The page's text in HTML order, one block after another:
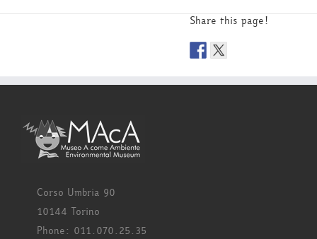
Share this page!
Corso Umbria 90
10144 Torino
Phone: 011.070.25.35